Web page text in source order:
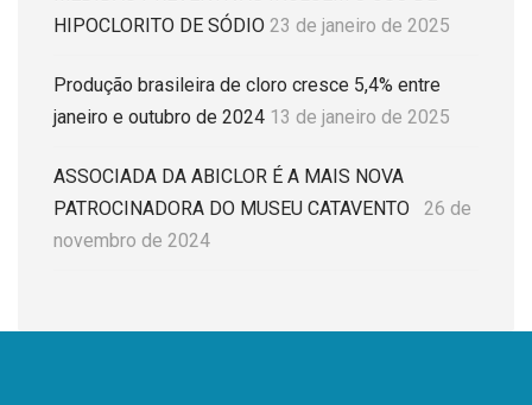
HIPOCLORITO DE SÓDIO 23 de janeiro de 2025
Produção brasileira de cloro cresce 5,4% entre
janeiro e outubro de 2024 13 de janeiro de 2025
ASSOCIADA DA ABICLOR É A MAIS NOVA
PATROCINADORA DO MUSEU CATAVENTO
26 de
novembro de 2024